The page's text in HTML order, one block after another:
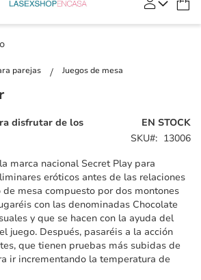
parejas Juegos de mesa
EN STOCK
SKU
13006
disfrutar de los
marca nacional Secret Play para
eróticos antes de las relaciones
de mesa compuesto por dos montones
con las denominadas Chocolate
y que se hacen con la ayuda del
juego. Después, pasaréis a la acción
que tienen pruebas más subidas de
ir incrementando la temperatura de